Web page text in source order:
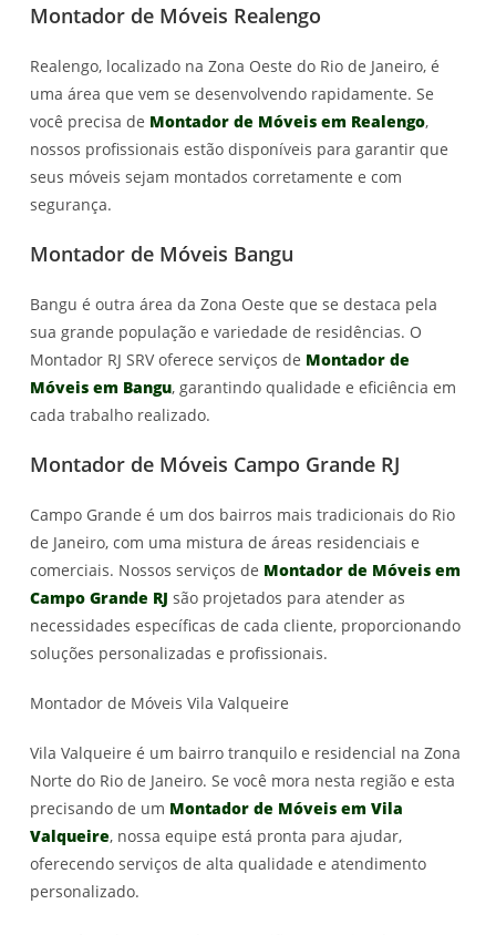
Montador de Móveis Realengo
Realengo, localizado na Zona Oeste do Rio de Janeiro, é
uma área que vem se desenvolvendo rapidamente. Se
você precisa de Montador de Móveis em Realengo,
nossos profissionais estão disponíveis para garantir que
seus móveis sejam montados corretamente e com
segurança.
Montador de Móveis Bangu
Bangu é outra área da Zona Oeste que se destaca pela
sua grande população e variedade de residências. O
Montador RJ SRV oferece serviços de Montador de
Móveis em Bangu, garantindo qualidade e eficiência em
cada trabalho realizado.
Montador de Móveis Campo Grande RJ
Campo Grande é um dos bairros mais tradicionais do Rio
de Janeiro, com uma mistura de áreas residenciais e
comerciais. Nossos serviços de Montador de Móveis em
Campo Grande RJ são projetados para atender as
necessidades específicas de cada cliente, proporcionando
soluções personalizadas e profissionais.
Montador de Móveis Vila Valqueire
Vila Valqueire é um bairro tranquilo e residencial na Zona
Norte do Rio de Janeiro. Se você mora nesta região e esta
precisando de um Montador de Móveis em Vila
Valqueire, nossa equipe está pronta para ajudar,
oferecendo serviços de alta qualidade e atendimento
personalizado.